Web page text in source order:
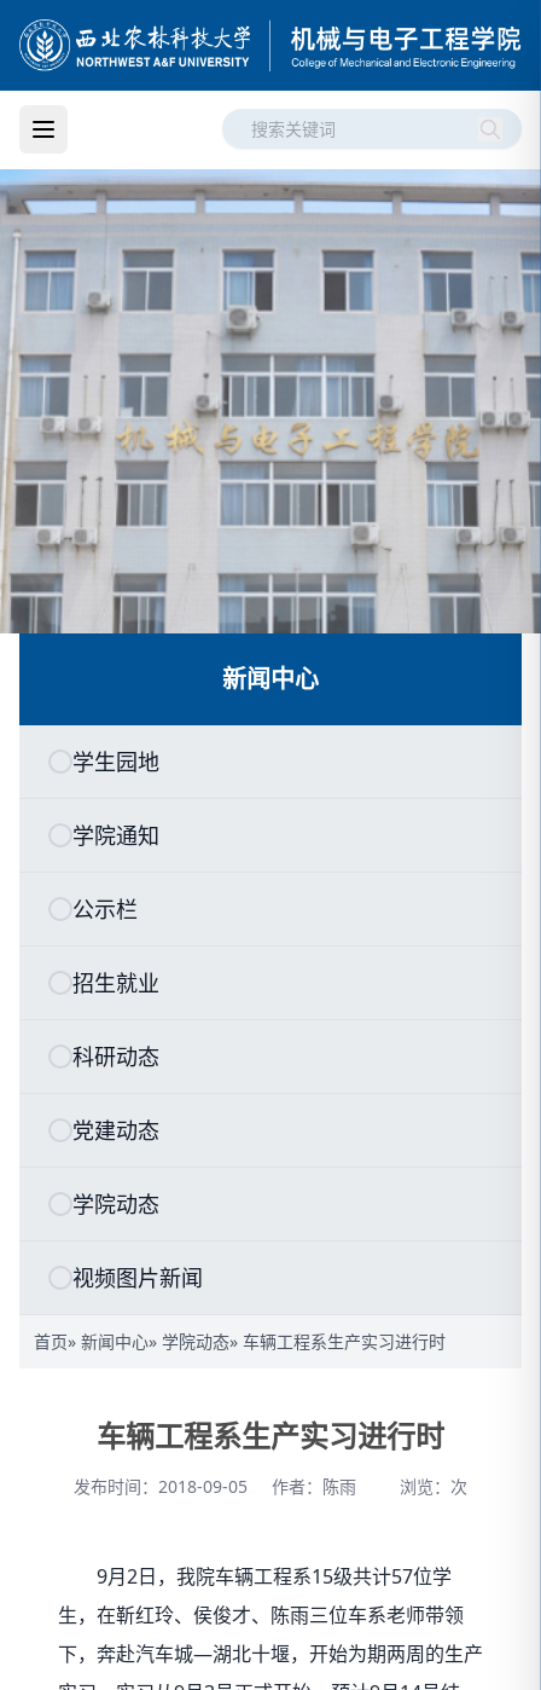
新闻中心
学生园地
学院通知
公示栏
招生就业
科研动态
党建动态
学院动态
视频图片新闻
首页» 新闻中心» 学院动态» 车辆工程系生产实习进行时
车辆工程系生产实习进行时
发布时间：2018-09-05 作者：陈雨 浏览： 次
9月2日，我院车辆工程系15级共计57位学
生，在靳红玲、侯俊才、陈雨三位车系老师带领
下，奔赴汽车城—湖北十堰，开始为期两周的生产